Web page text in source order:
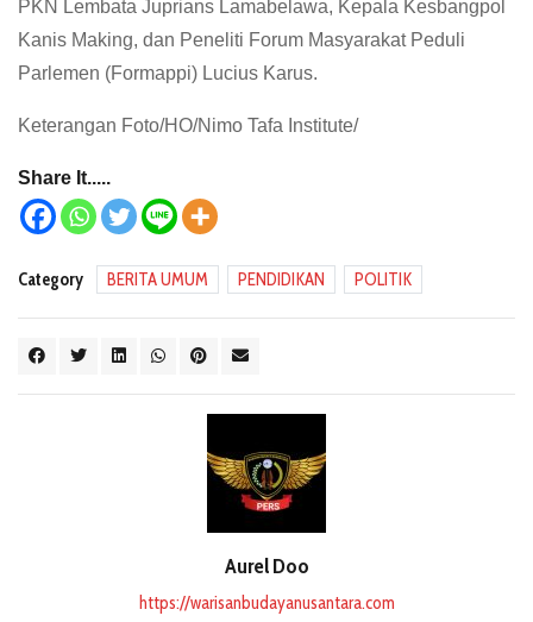
PKN Lembata Juprians Lamabelawa, Kepala Kesbangpol
Kanis Making, dan Peneliti Forum Masyarakat Peduli
Parlemen (Formappi) Lucius Karus.
Keterangan Foto/HO/Nimo Tafa Institute/
Share It.....
Category BERITA UMUM PENDIDIKAN POLITIK
Aurel Doo
https://warisanbudayanusantara.com